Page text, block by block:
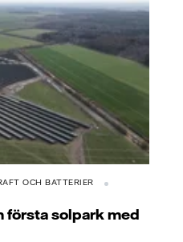
OCH BATTERIER
första solpark med